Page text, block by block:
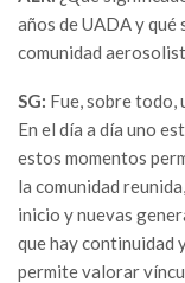
años de UADA y
comunidad
SG: Fue, sobre todo,
En el día a día uno
estos momentos
la comunidad
inicio y nuevas
que hay continuidad
permite valorar